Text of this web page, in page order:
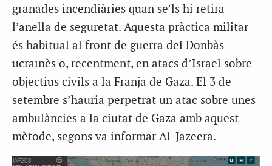
granades incendiàries quan se’ls hi retira
l’anella de seguretat. Aquesta pràctica militar
és habitual al front de guerra del Donbàs
ucraïnès o, recentment, en atacs d’Israel sobre
objectius civils a la Franja de Gaza. El 3 de
setembre s’hauria perpetrat un atac sobre unes
ambulàncies a la ciutat de Gaza amb aquest
mètode, segons va informar Al-Jazeera.